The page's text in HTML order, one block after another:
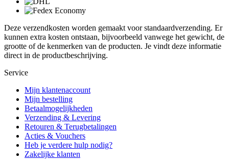
Deze verzendkosten worden gemaakt voor standaardverzending. Er
kunnen extra kosten ontstaan, bijvoorbeeld vanwege het gewicht, de
grootte of de kenmerken van de producten. Je vindt deze informatie
direct in de productbeschrijving.
Service
Mijn klantenaccount
Mijn bestelling
Betaalmogelijkheden
Verzending & Levering
Retouren & Terugbetalingen
Acties & Vouchers
Heb je verdere hulp nodig?
Zakelijke klanten